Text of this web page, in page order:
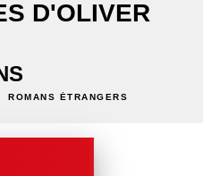
D'OLIVER
ROMANS ÉTRANGERS